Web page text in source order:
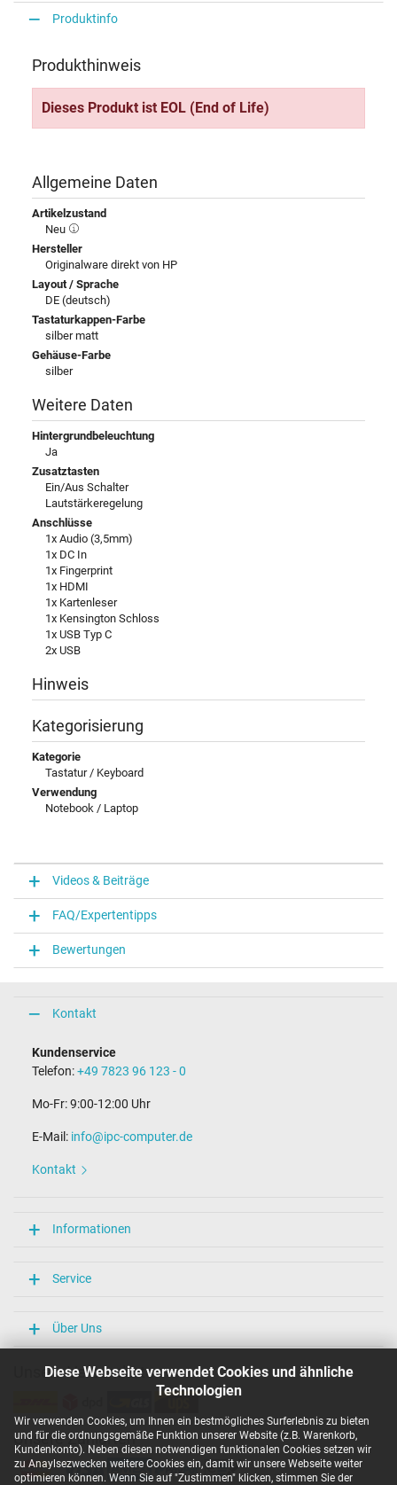
Diese Webseite verwendet Cookies und ähnliche
Technologien
Wir verwenden Cookies, um Ihnen ein bestmögliches Surferlebnis zu bieten
und für die ordnungsgemäße Funktion unserer Website (z.B. Warenkorb,
Kundenkonto). Neben diesen notwendigen funktionalen Cookies setzen wir
zu Anaylsezwecken weitere Cookies ein, damit wir unsere Webseite weiter
optimieren können. Wenn Sie auf "Zustimmen" klicken, stimmen Sie der
Produktinfo
Produkthinweis
Dieses Produkt ist EOL (End of Life)
Allgemeine Daten
Artikelzustand
Neu
Hersteller
Originalware direkt von HP
Layout / Sprache
DE (deutsch)
Tastaturkappen-Farbe
silber matt
Gehäuse-Farbe
silber
Weitere Daten
Hintergrundbeleuchtung
Ja
Zusatztasten
Ein/Aus Schalter
Lautstärkeregelung
Anschlüsse
1x Audio (3,5mm)
1x DC In
1x Fingerprint
1x HDMI
1x Kartenleser
1x Kensington Schloss
1x USB Typ C
2x USB
Hinweis
Kategorisierung
Kategorie
Tastatur / Keyboard
Verwendung
Notebook / Laptop
Videos & Beiträge
FAQ/Expertentipps
Bewertungen
Kontakt
Kundenservice
Telefon:+49 7823 96 123 - 0
Mo-Fr: 9:00-12:00 Uhr
E-Mail: info@ipc-computer.de
Kontakt
Informationen
Service
Über Uns
Unsere Versandarten
Unsere Zahlarten